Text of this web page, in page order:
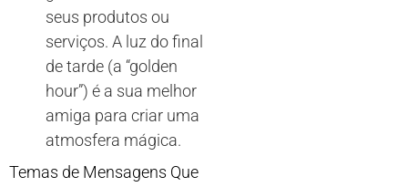
seus produtos ou
serviços. A luz do final
de tarde (a “golden
hour”) é a sua melhor
amiga para criar uma
atmosfera mágica.
Temas de Mensagens Que